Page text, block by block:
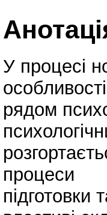
У процесі
рядом
процеси
підготовки